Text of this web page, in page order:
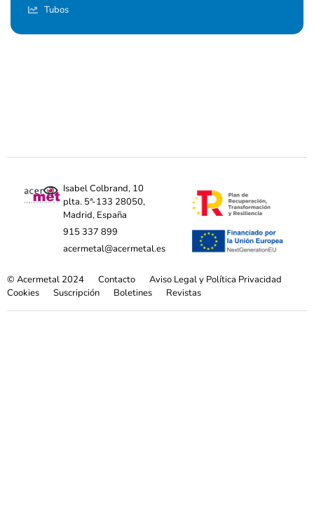
Tubos
Isabel Colbrand, 10
plta. 5ª-133 28050,
Madrid, España
915 337 899
acermetal@acermetal.es
© Acermetal 2024 Contacto
Aviso Legal y Política Privacidad
Cookies
Suscripción Boletines Revistas